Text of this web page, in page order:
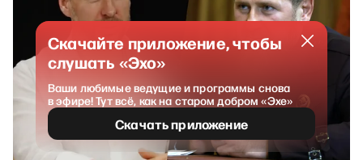
Скачайте приложение, чтобы
слушать «Эхо»
Ваши любимые ведущие и программы снова
в эфире! Тут всё, как на старом добром «Эхе»
Скачать приложение